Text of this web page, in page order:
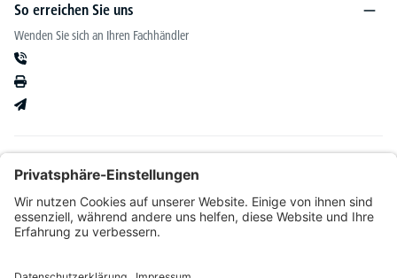
So erreichen Sie uns
Wenden Sie sich an Ihren Fachhändler
Kataloge & mehr
Betriebseinrichtung. Wir behalten uns nach Bonitätsprüfung sowie bei Neukunden die